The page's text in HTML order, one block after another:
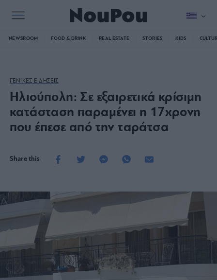
NEWSROOM FOOD & DRINK REAL ESTATE STORIES KIDS
ΓΕΝΙΚΕΣ ΕΙΔΗΣΕΙΣ
Ηλιούπολη: Σε εξαιρετικά κρίσιμη
κατάσταση παραμένει η 17χρονη
που έπεσε από την ταράτσα
Share this